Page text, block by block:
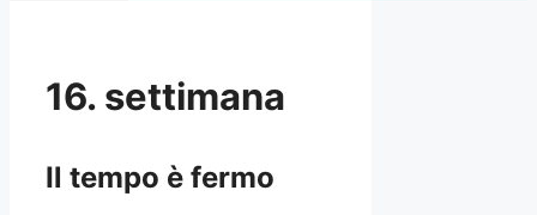
16. settimana
Il tempo è fermo